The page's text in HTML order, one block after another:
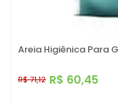
Areia Higiênica Para
R$ 60,45
R$ 71,12